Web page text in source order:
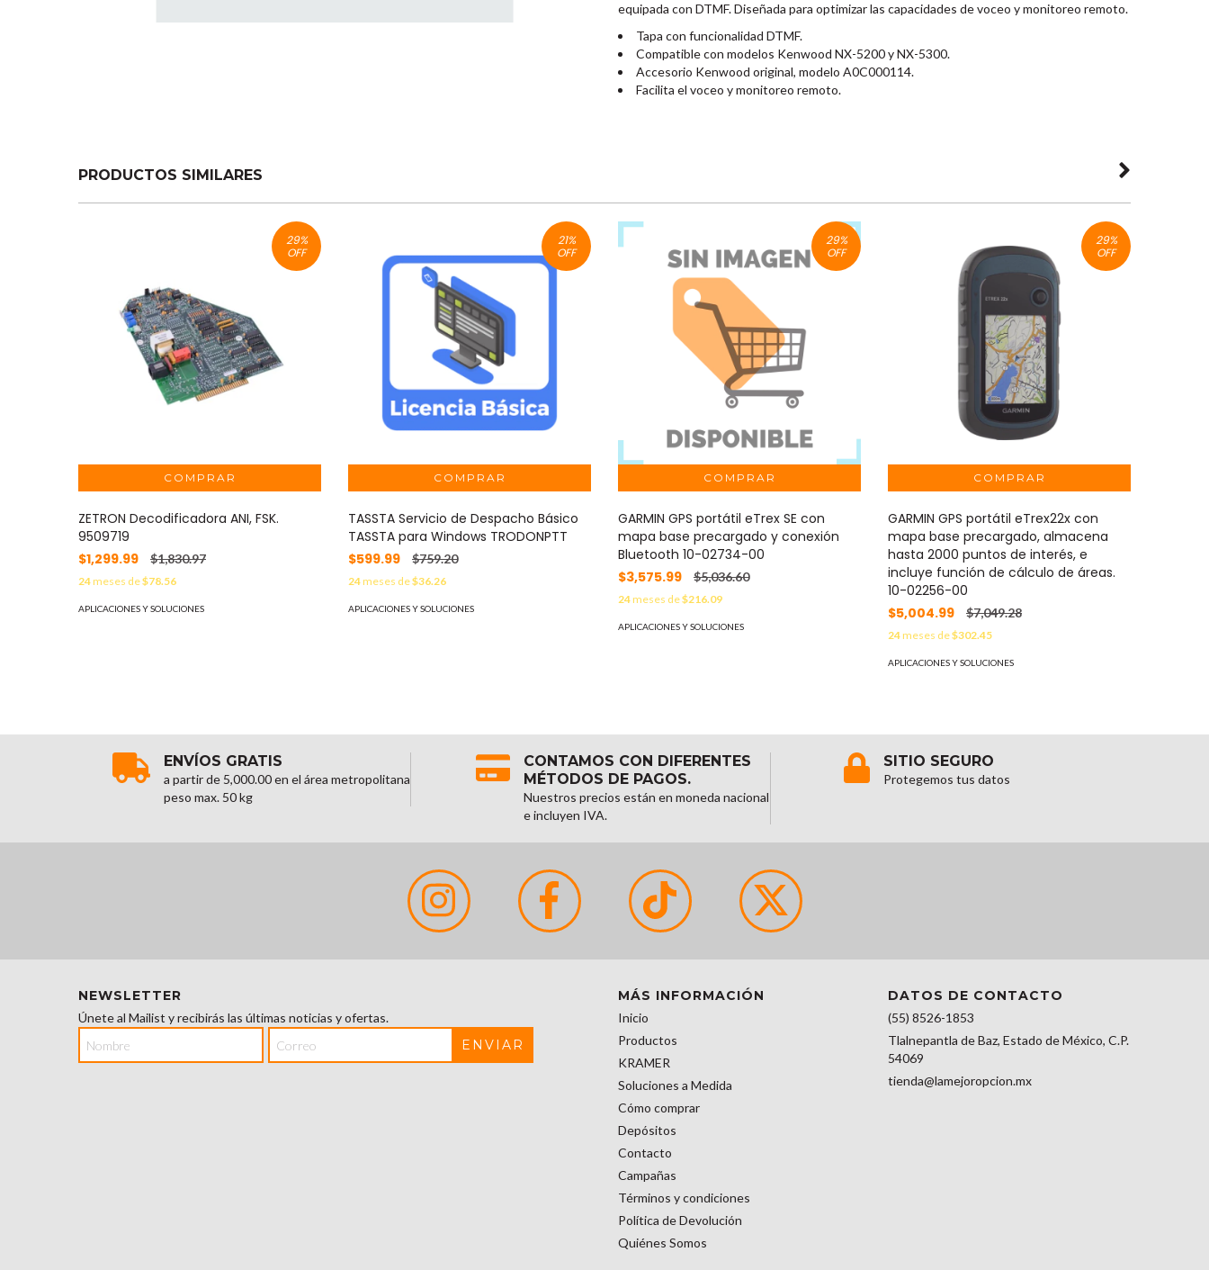
equipada con DTMF. Diseñada para optimizar las capacidades de voceo y monitoreo remoto.
Tapa con funcionalidad DTMF.
Compatible con modelos Kenwood NX-5200 y NX-5300.
Accesorio Kenwood original, modelo A0C000114.
Facilita el voceo y monitoreo remoto.
PRODUCTOS SIMILARES
29%
OFF
ZETRON Decodificadora ANI, FSK.
9509719
$1,299.99
$1,830.97
24meses de$78.56
APLICACIONES Y SOLUCIONES
21%
OFF
TASSTA Servicio de Despacho Básico
TASSTA para Windows TRODONPTT
$599.99
$759.20
24meses de$36.26
APLICACIONES Y SOLUCIONES
29%
OFF
GARMIN GPS portátil eTrex SE con
mapa base precargado y conexión
Bluetooth 10-02734-00
$3,575.99
$5,036.60
24meses de$216.09
APLICACIONES Y SOLUCIONES
29%
OFF
GARMIN GPS portátil eTrex22x con
mapa base precargado, almacena
hasta 2000 puntos de interés, e
incluye función de cálculo de áreas.
10-02256-00
$5,004.99
$7,049.28
24meses de$302.45
APLICACIONES Y SOLUCIONES
ENVÍOS GRATIS
a partir de 5,000.00 en el área metropolitana
peso max. 50 kg
CONTAMOS CON DIFERENTES
MÉTODOS DE PAGOS.
Nuestros precios están en moneda nacional
e incluyen IVA.
SITIO SEGURO
Protegemos tus datos
NEWSLETTER
Únete al Mailist y recibirás las últimas noticias y ofertas.
MÁS INFORMACIÓN
Inicio
Productos
KRAMER
Soluciones a Medida
Cómo comprar
Depósitos
Contacto
Campañas
Términos y condiciones
Política de Devolución
Quiénes Somos
DATOS DE CONTACTO
(55) 8526-1853
Tlalnepantla de Baz, Estado de México, C.P.
54069
tienda@lamejoropcion.mx